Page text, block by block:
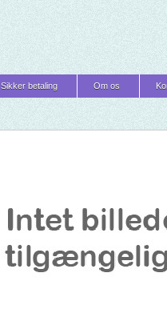
Sikker betaling Om os